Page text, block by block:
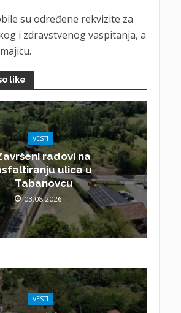
su određene rekvizite za
i zdravstvenog vaspitanja, a
like
VESTI
radovi na
ulica u
Tabanovcu
03.08.2026.
VESTI